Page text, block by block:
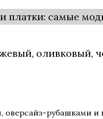
оливковый,
рубашками и